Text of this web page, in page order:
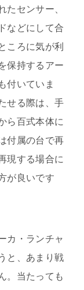
たセンサー、
などにして合
ころに気が利
保持するアー
付いていま
せる際は、手
ら百式本体に
付属の台で再
現する場合に
が良いです
カ・ランチャ
と、あまり戦
。当たっても